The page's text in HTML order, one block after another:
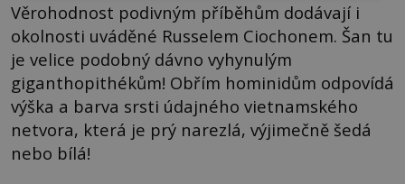
Věrohodnost podivným příběhům dodávají i
okolnosti uváděné Russelem Ciochonem. Šan tu
je velice podobný dávno vyhynulým
giganthopithékům! Obřím hominidům odpovídá
výška a barva srsti údajného vietnamského
netvora, která je prý narezlá, výjimečně šedá
nebo bílá!